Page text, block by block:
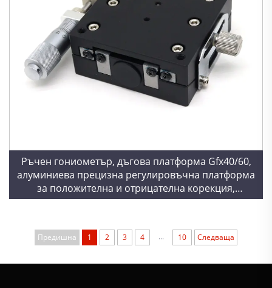
Ръчен гониометър, дъгова платформа Gfx40/60,
алуминиева прецизна регулировъчна платформа
за положителна и отрицателна корекция,
наклоняема оптична платформа
Предишна 1 2 3 4 ... 10 Следваща